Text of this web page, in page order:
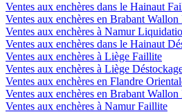
Ventes aux enchères dans le Hainaut
Ventes aux enchères en Brabant
Ventes aux enchères à Namur
Ventes aux enchères dans le Hainaut
Ventes aux enchères à Liège Faillite
Ventes aux enchères à Liège
Ventes aux enchères en Flandre
Ventes aux enchères en Brabant Wallon
Ventes aux enchères à Namur Faillite